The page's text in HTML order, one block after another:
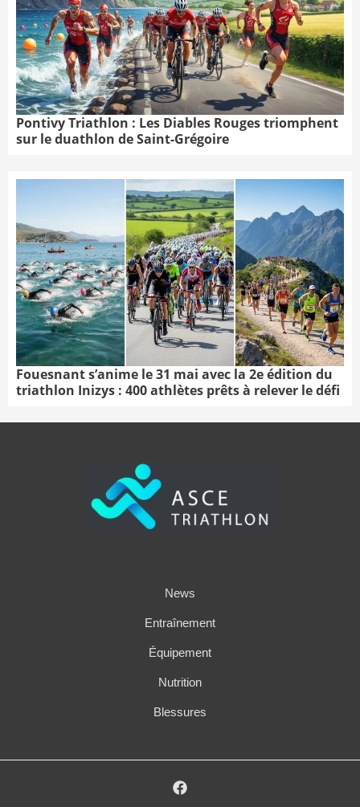
Pontivy Triathlon : Les Diables Rouges triomphent
sur le duathlon de Saint-Grégoire
Fouesnant s’anime le 31 mai avec la 2e édition du
triathlon Inizys : 400 athlètes prêts à relever le défi
News
Entraînement
Équipement
Nutrition
Blessures